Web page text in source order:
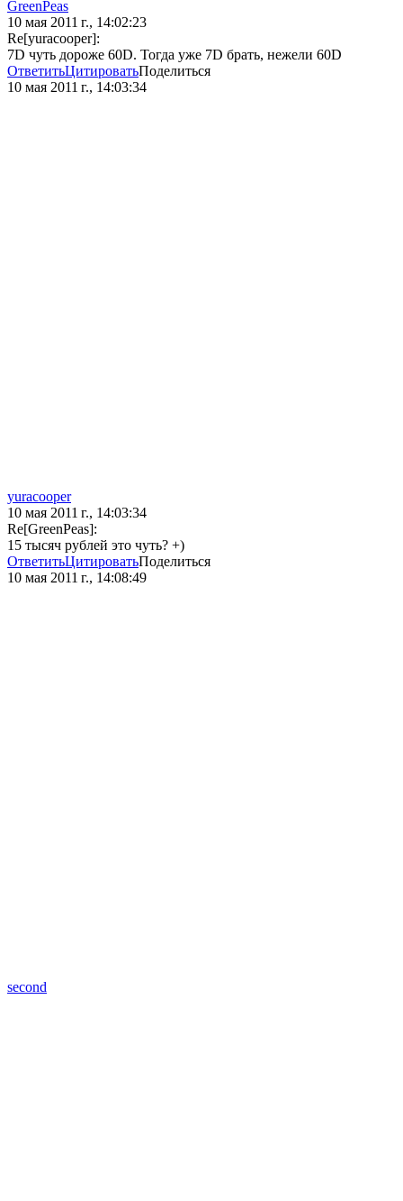
GreenPeas
10 мая 2011 г., 14:02:23
Re[yuracooper]:
7D чуть дороже 60D. Тогда уже 7D брать, нежели 60D
ОтветитьЦитироватьПоделиться
10 мая 2011 г., 14:03:34
yuracooper
10 мая 2011 г., 14:03:34
Re[GreenPeas]:
15 тысяч рублей это чуть? +)
ОтветитьЦитироватьПоделиться
10 мая 2011 г., 14:08:49
second